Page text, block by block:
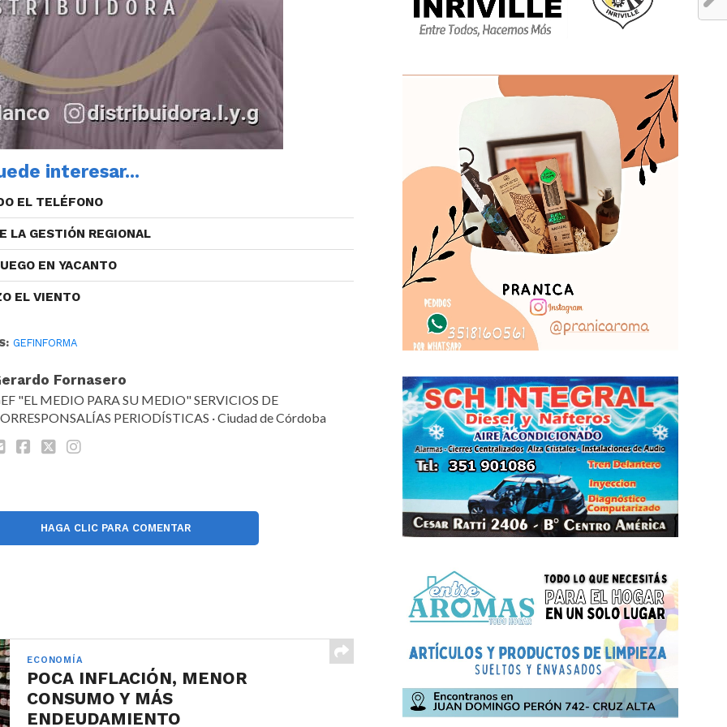
interesar...
EL TELÉFONO
LA GESTIÓN REGIONAL
EN YACANTO
EL VIENTO
GEFINFORMA
Fornasero
"EL MEDIO PARA SU MEDIO" SERVICIOS DE
PERIODÍSTICAS · Ciudad de Córdoba
HAGA CLIC PARA COMENTAR
ECONOMÍA
POCA INFLACIÓN, MENOR
CONSUMO Y MÁS
ENDEUDAMIENTO